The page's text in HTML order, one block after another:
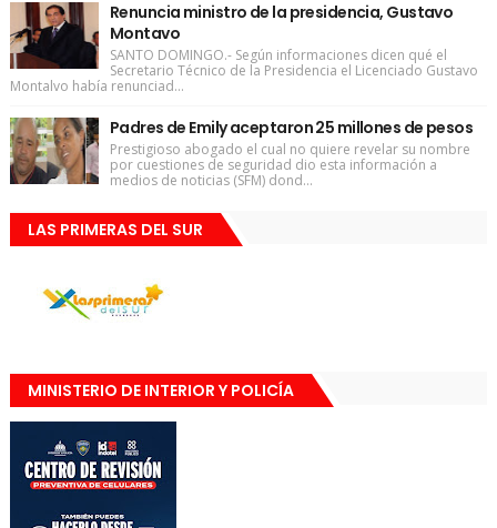
Renuncia ministro de la presidencia, Gustavo
Montavo
SANTO DOMINGO.- Según informaciones dicen qué el
Secretario Técnico de la Presidencia el Licenciado Gustavo
Montalvo había renunciad...
Padres de Emily aceptaron 25 millones de pesos
Prestigioso abogado el cual no quiere revelar su nombre
por cuestiones de seguridad dio esta información a
medios de noticias (SFM) dond...
LAS PRIMERAS DEL SUR
MINISTERIO DE INTERIOR Y POLICÍA